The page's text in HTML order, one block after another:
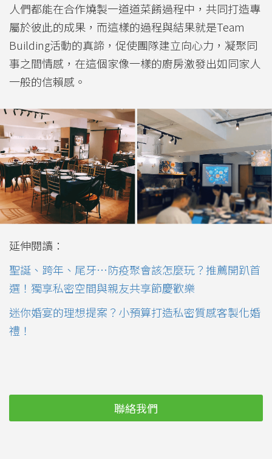
人們都能在合作燒製一道道菜餚過程中，共同打造專
屬於彼此的成果，而這樣的過程與結果就是Team
Building活動的真諦，促使團隊建立向心力，凝聚同
事之間情感，在這個家像一樣的廚房激發出如同家人
一般的信賴感。
延伸閱讀：
聖誕、跨年、尾牙…防疫聚會該怎麼玩？推薦開趴首
選！獨享私密空間與親友共享節慶歡樂
迷你婚宴的理想提案？小預算打造私密質感客製化婚
禮！
聯絡我們